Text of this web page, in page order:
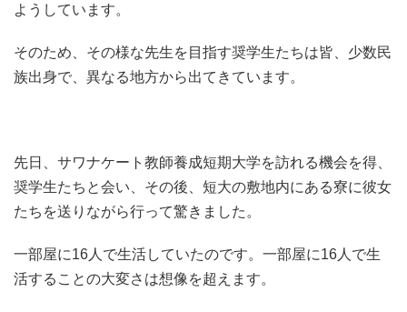
ようしています。
そのため、その様な先生を目指す奨学生たちは皆、少数民
族出身で、異なる地方から出てきています。
先日、サワナケート教師養成短期大学を訪れる機会を得、
奨学生たちと会い、その後、短大の敷地内にある寮に彼女
たちを送りながら行って驚きました。
一部屋に16人で生活していたのです。一部屋に16人で生
活することの大変さは想像を超えます。